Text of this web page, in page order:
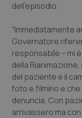
Toscana
Umbria
Valle D’Aosta
Veneto
Obesità
Oftalmologia
Oncologia &
dell’episodio.
“Immediatamente
Governatore
responsabile – mi
della
del paziente e il
foto e filmino e
denuncia. Con
arrivassero ma